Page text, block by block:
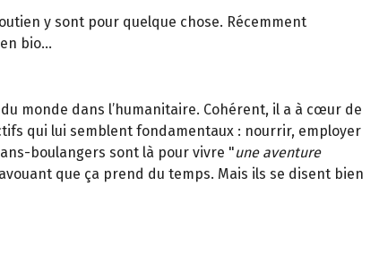
y sont pour quelque chose. Récemment
bio…
monde dans l’humanitaire. Cohérent, il a à cœur de
qui lui semblent fondamentaux : nourrir, employer
boulangers sont là pour vivre "une aventure
que ça prend du temps. Mais ils se disent bien